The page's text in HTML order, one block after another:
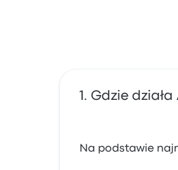
Gdzie działa
Na podstawie